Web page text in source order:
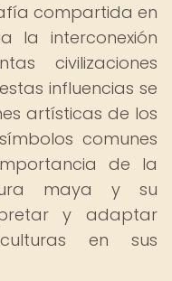
compartida en
la interconexión
civilizaciones
influencias se
artísticas de los
comunes
de la
maya y su
y adaptar
en sus